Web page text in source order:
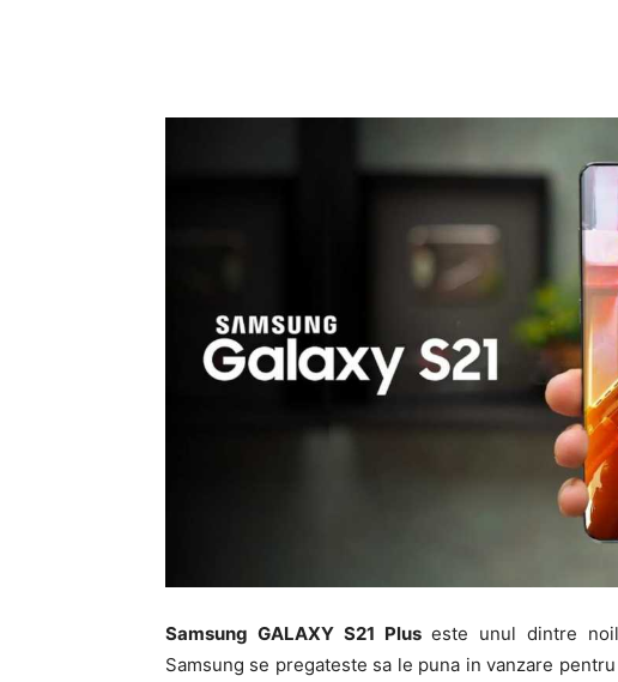
Samsung GALAXY S21 Pluseste unul dintre
Samsung se pregateste sa le puna in vanzare